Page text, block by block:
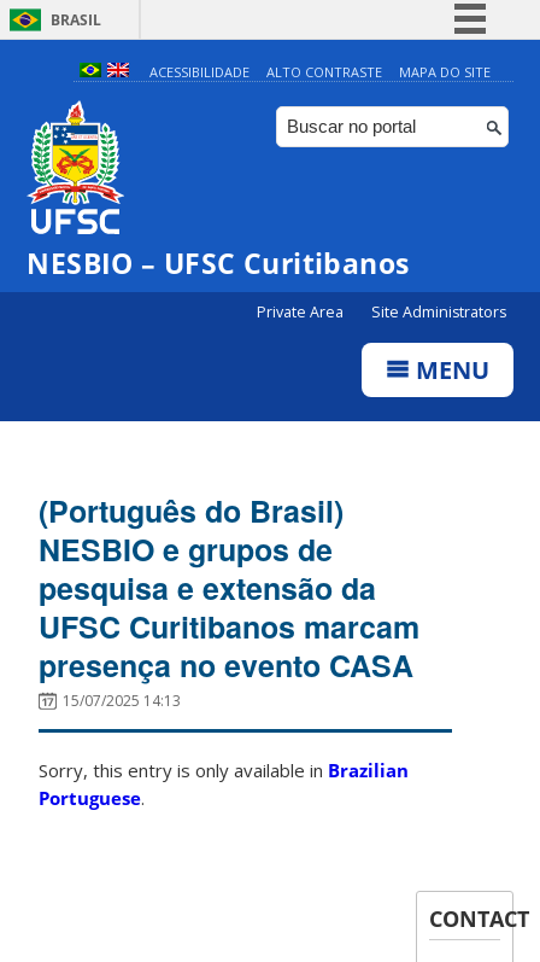
BRASIL
Simplifique!
Comunica BR
Participe
Canais
ACESSIBILIDADE ALTO CONTRASTE MAPA DO SITE
NESBIO – UFSC Curitibanos
Private Area Site Administrators
MENU
(Português do Brasil)
NESBIO e grupos de
pesquisa e extensão da
UFSC Curitibanos marcam
presença no evento CASA
15/07/2025 14:13
Sorry, this entry is only available in Brazilian
Portuguese.
CONTACT